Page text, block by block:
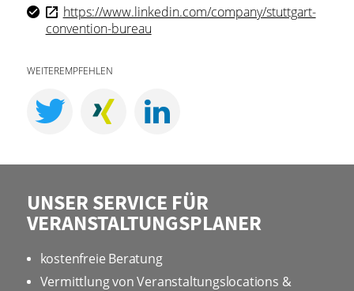
https://www.linkedin.com/company/stuttgart-
convention-bureau
WEITEREMPFEHLEN
UNSER SERVICE FÜR
VERANSTALTUNGSPLANER
kostenfreie Beratung
Vermittlung von Veranstaltungslocations &